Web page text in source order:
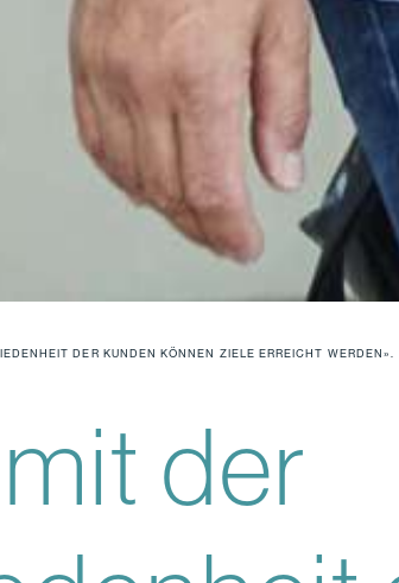
DER KUNDEN KÖNNEN ZIELE ERREICHT WERDEN».
der